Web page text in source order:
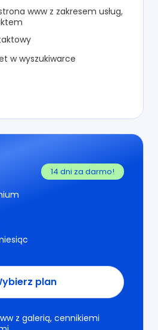
www z zakresem usług,
w wyszukiwarce
14 dni za darmo!
plan
z galerią, cennikiemi